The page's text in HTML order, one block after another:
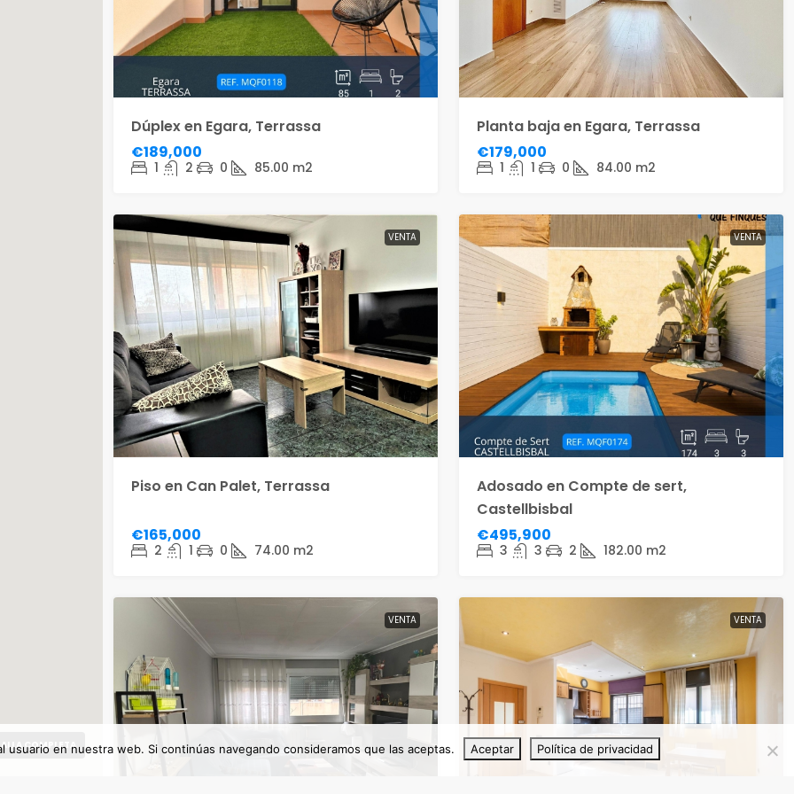
COMPLETA
Dúplex en Egara, Terrassa
€189,000
1 2 0 85.00 m2
Planta baja en Egara, Terrassa
€179,000
1 1 0 84.00 m2
VENTA
Piso en Can Palet, Terrassa
€165,000
2 1 0 74.00 m2
VENTA
Adosado en Compte de sert,
Castellbisbal
€495,900
3 3 2 182.00 m2
VENTA VENTA
usuario en nuestra web. Si continúas navegando consideramos que las aceptas. Aceptar Política de privacidad